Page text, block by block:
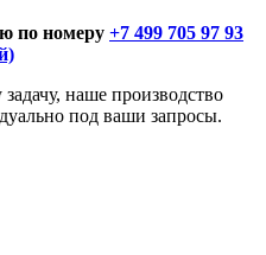
по номеру +7 499 705 97 93
наше производство
под ваши запросы.